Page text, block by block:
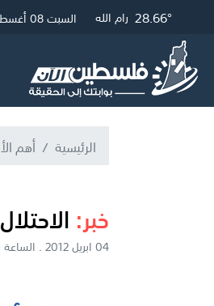
31.39° غزة 28.9° القدس28.66° رام الله السبت 08 أغسطس 2026
الرئيسية أهم
خبر:
04 ابريل 2012 . الساعة 11:50 ص بتوقيت القدس